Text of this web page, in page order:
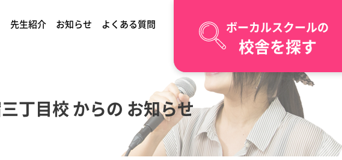
先生紹介 お知らせ よくある質問 ボーカルスクールの
校舎を探す
丁目校 からの お知らせ